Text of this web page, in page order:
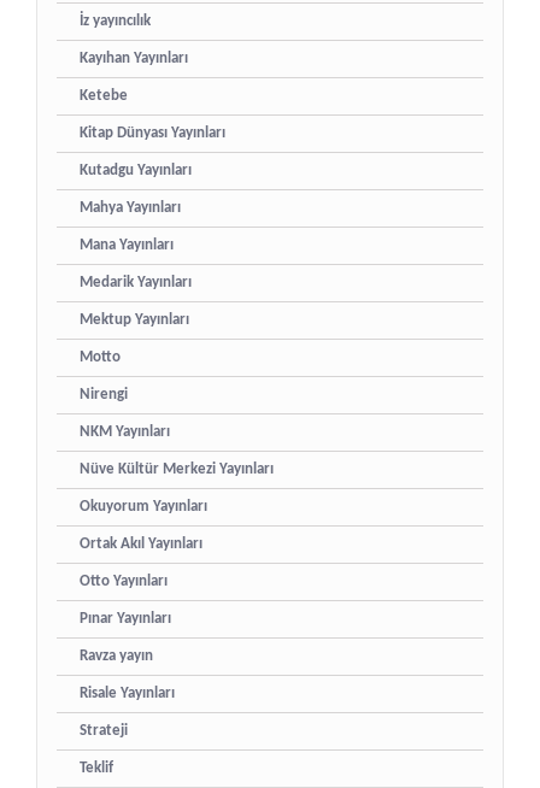
İz yayıncılık
Kayıhan Yayınları
Ketebe
Kitap Dünyası Yayınları
Kutadgu Yayınları
Mahya Yayınları
Mana Yayınları
Medarik Yayınları
Mektup Yayınları
Motto
Nirengi
NKM Yayınları
Nüve Kültür Merkezi Yayınları
Okuyorum Yayınları
Ortak Akıl Yayınları
Otto Yayınları
Pınar Yayınları
Ravza yayın
Risale Yayınları
Strateji
Teklif